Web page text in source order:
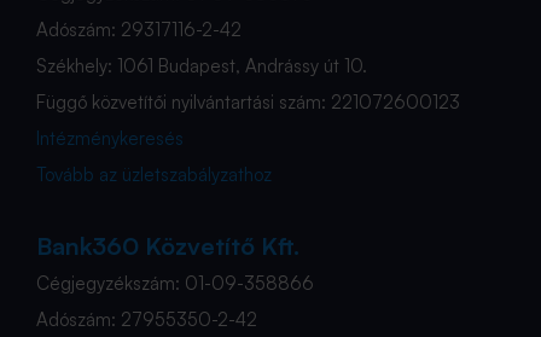
Adószám: 29317116-2-42
Székhely: 1061 Budapest, Andrássy út 10.
Függő közvetítői nyilvántartási szám: 221072600123
Intézménykeresés
Tovább az üzletszabályzathoz
Bank360 Közvetítő Kft.
Cégjegyzékszám: 01-09-358866
Adószám: 27955350-2-42